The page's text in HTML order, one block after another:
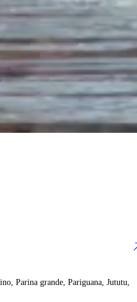
Parina grande, Pariguana, Jututu,